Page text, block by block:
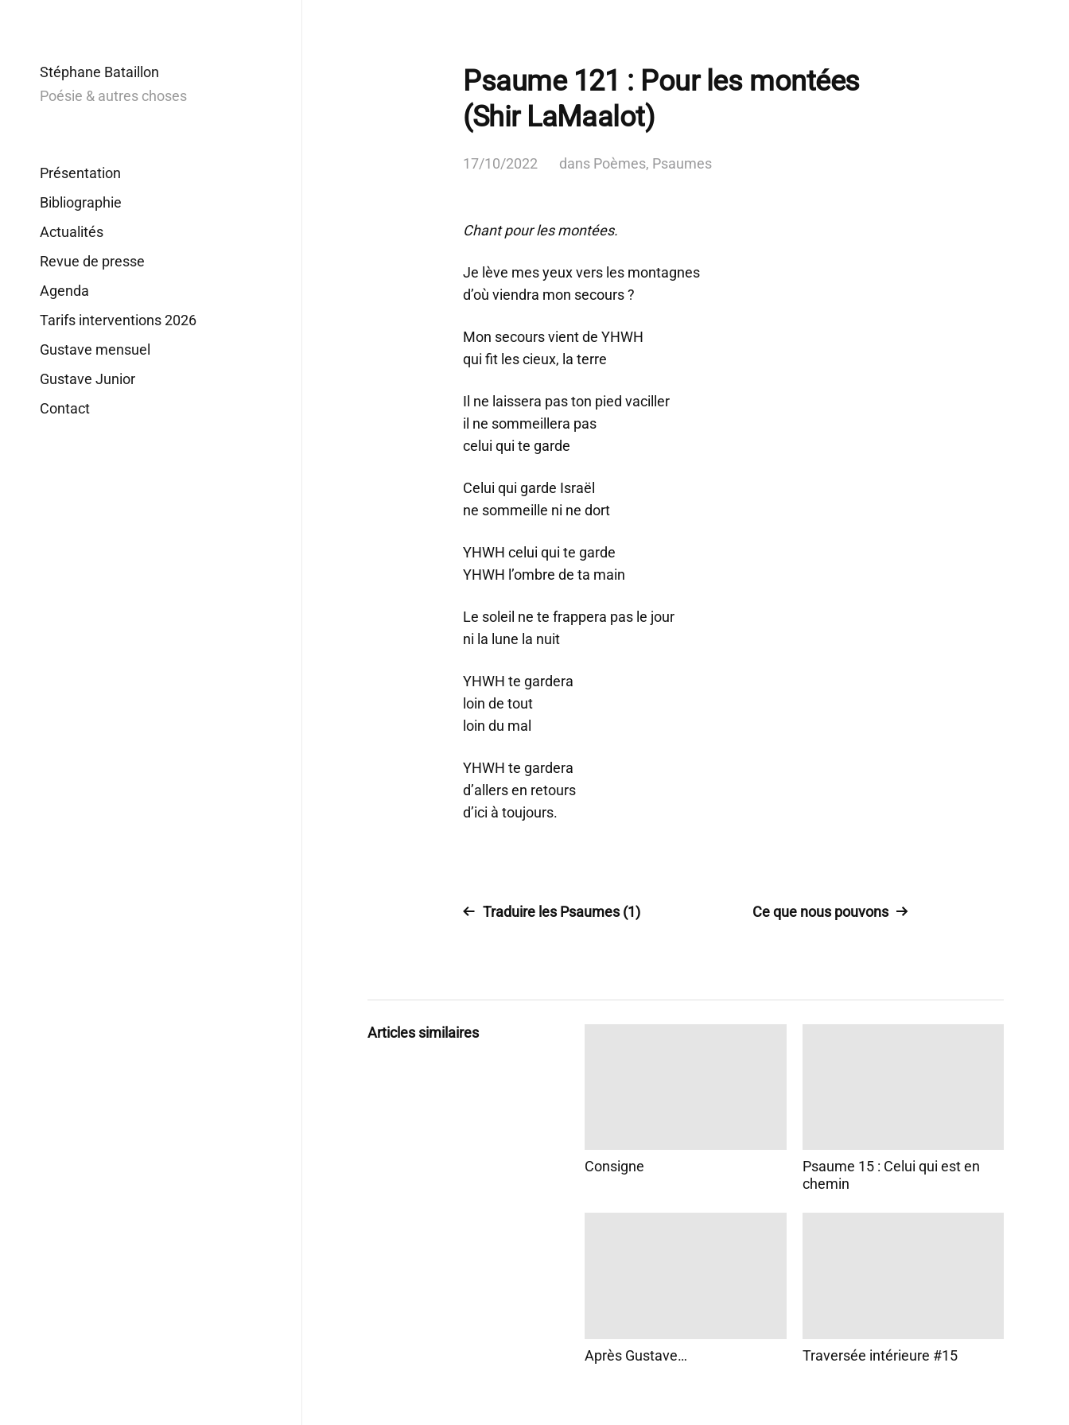
Stéphane Bataillon
Poésie & autres choses
Présentation
Bibliographie
Actualités
Revue de presse
Agenda
Tarifs interventions 2026
Gustave mensuel
Gustave Junior
Contact
Psaume 121 : Pour les montées
(Shir LaMaalot)
17/10/2022 dans Poèmes, Psaumes
Chant pour les montées.
Je lève mes yeux vers les montagnes
d’où viendra mon secours ?
Mon secours vient de YHWH
qui fit les cieux, la terre
Il ne laissera pas ton pied vaciller
il ne sommeillera pas
celui qui te garde
Celui qui garde Israël
ne sommeille ni ne dort
YHWH celui qui te garde
YHWH l’ombre de ta main
Le soleil ne te frappera pas le jour
ni la lune la nuit
YHWH te gardera
loin de tout
loin du mal
YHWH te gardera
d’allers en retours
d’ici à toujours.
Traduire les Psaumes (1) Ce que nous pouvons
Articles similaires
Consigne
Psaume 15 : Celui qui est en
chemin
Après Gustave… Traversée intérieure #15